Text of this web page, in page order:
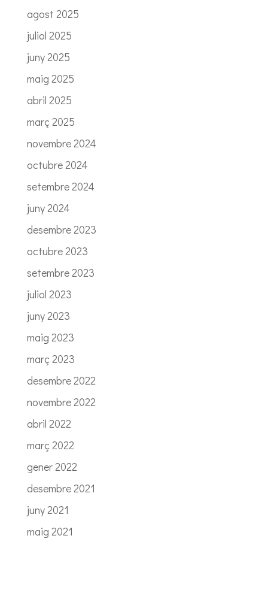
agost 2025
juliol 2025
juny 2025
maig 2025
abril 2025
març 2025
novembre 2024
octubre 2024
setembre 2024
juny 2024
desembre 2023
octubre 2023
setembre 2023
juliol 2023
juny 2023
maig 2023
març 2023
desembre 2022
novembre 2022
abril 2022
març 2022
gener 2022
desembre 2021
juny 2021
maig 2021